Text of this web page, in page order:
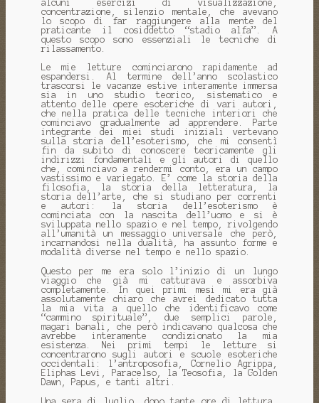
alcuni esercizi di visualizzazione,
concentrazione, silenzio mentale, che avevano
lo scopo di far raggiungere alla mente del
praticante il cosiddetto “stadio alfa”. A
questo scopo sono essenziali le tecniche di
rilassamento.
Le mie letture cominciarono rapidamente ad
espandersi. Al termine dell’anno scolastico
trascorsi le vacanze estive interamente immersa
sia in uno studio teorico, sistematico e
attento delle opere esoteriche di vari autori,
che nella pratica delle tecniche interiori che
cominciavo gradualmente ad apprendere. Parte
integrante dei miei studi iniziali vertevano
sulla storia dell’esoterismo, che mi consentì
fin da subito di conoscere teoricamente gli
indirizzi fondamentali e gli autori di quello
che, cominciavo a rendermi conto, era un campo
vastissimo e variegato. E’ come la storia della
filosofia, la storia della letteratura, la
storia dell’arte, che si studiano per correnti
e autori: la storia dell’esoterismo è
cominciata con la nascita dell’uomo e si è
sviluppata nello spazio e nel tempo, rivolgendo
all’umanità un messaggio universale che però,
incarnandosi nella dualità, ha assunto forme e
modalità diverse nel tempo e nello spazio.
Questo per me era solo l’inizio di un lungo
viaggio che già mi catturava e assorbiva
completamente. In quei primi mesi mi era già
assolutamente chiaro che avrei dedicato tutta
la mia vita a quello che identificavo come
“cammino spirituale”, due semplici parole,
magari banali, che però indicavano qualcosa che
avrebbe interamente condizionato la mia
esistenza. Nei primi tempi le letture si
concentrarono sugli autori e scuole esoteriche
occidentali: l’antroposofia, Cornelio Agrippa,
Eliphas Levi, Paracelso, la Teosofia, la Golden
Dawn, Papus, e tanti altri.
Una sera di luglio, dopo tante ore di lettura,